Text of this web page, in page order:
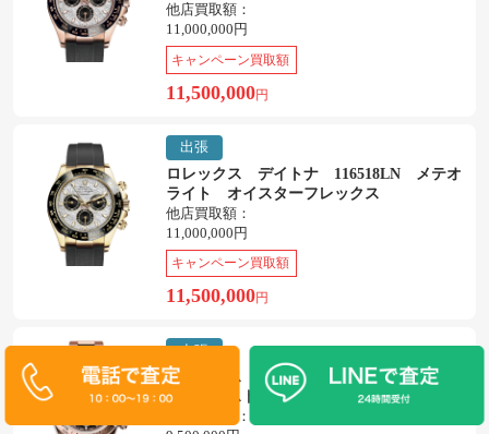
他店買取額：
11,000,000円
キャンペーン買取額
11,500,000円
出張
ロレックス デイトナ 116518LN メテオ
ライト オイスターフレックス
他店買取額：
11,000,000円
キャンペーン買取額
11,500,000円
出張
ロレックス デイトナ 126505G ブラッ
クサンダスト
他店買取額：